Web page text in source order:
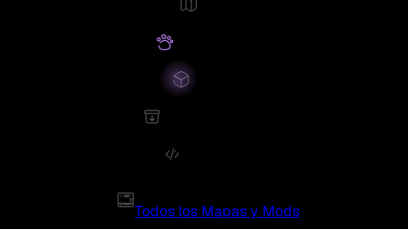
Todos los Mapas y Mods